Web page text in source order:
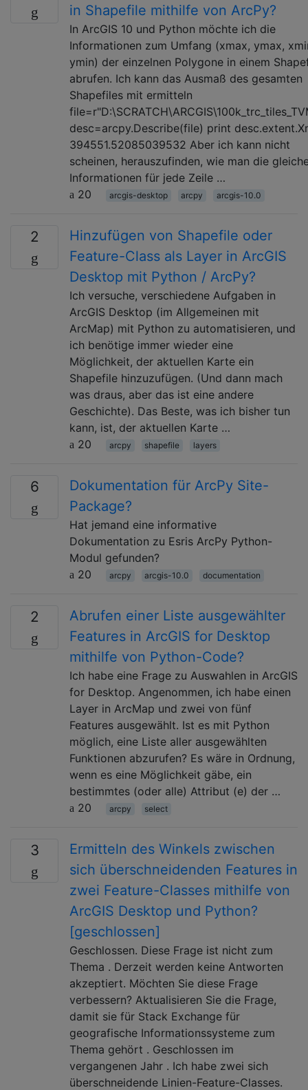
in Shapefile mithilfe von ArcPy?
In ArcGIS 10 und Python möchte ich die
Informationen zum Umfang (xmax, ymax,
ymin) der einzelnen Polygone in einem
abrufen. Ich kann das Ausmaß des gesamten
Shapefiles mit ermitteln
desc=arcpy.Describe(file) print
394551.52085039532 Aber ich kann nicht
scheinen, herauszufinden, wie man die
Informationen für jede Zeile …
20
arcgis-desktop arcpy arcgis-10.0
2
Hinzufügen von Shapefile oder
Feature-Class als Layer in ArcGIS
Desktop mit Python / ArcPy?
Ich versuche, verschiedene Aufgaben in
ArcGIS Desktop (im Allgemeinen mit
ArcMap) mit Python zu automatisieren, und
ich benötige immer wieder eine
Möglichkeit, der aktuellen Karte ein
Shapefile hinzuzufügen. (Und dann mach
was draus, aber das ist eine andere
Geschichte). Das Beste, was ich bisher tun
kann, ist, der aktuellen Karte …
20
arcpy shapefile layers
6
Dokumentation für ArcPy Site-
Package?
Hat jemand eine informative
Dokumentation zu Esris ArcPy Python-
Modul gefunden?
20
arcpy arcgis-10.0 documentation
2
Abrufen einer Liste ausgewählter
Features in ArcGIS for Desktop
mithilfe von Python-Code?
Ich habe eine Frage zu Auswahlen in ArcGIS
for Desktop. Angenommen, ich habe einen
Layer in ArcMap und zwei von fünf
Features ausgewählt. Ist es mit Python
möglich, eine Liste aller ausgewählten
Funktionen abzurufen? Es wäre in Ordnung,
wenn es eine Möglichkeit gäbe, ein
bestimmtes (oder alle) Attribut (e) der …
20
arcpy select
3
Ermitteln des Winkels zwischen
sich überschneidenden Features in
zwei Feature-Classes mithilfe von
ArcGIS Desktop und Python?
[geschlossen]
Geschlossen. Diese Frage ist nicht zum
Thema . Derzeit werden keine Antworten
akzeptiert. Möchten Sie diese Frage
verbessern? Aktualisieren Sie die Frage,
damit sie für Stack Exchange für
geografische Informationssysteme zum
Thema gehört . Geschlossen im
vergangenen Jahr . Ich habe zwei sich
überschneidende Linien-Feature-Classes.